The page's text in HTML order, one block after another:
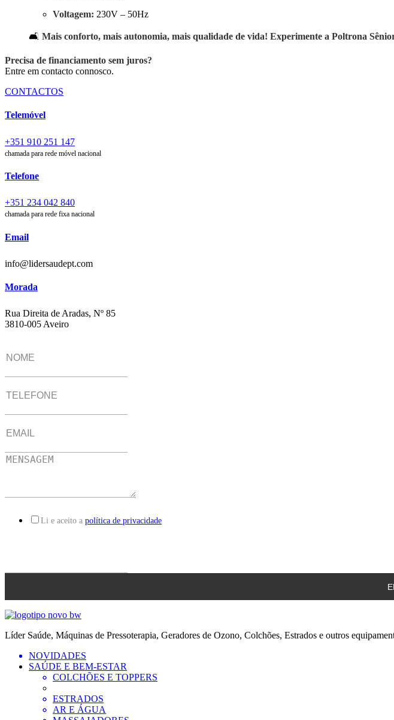
Voltagem: 230V – 50Hz
🛋️ Mais conforto, mais autonomia, mais qualidade de vida! Experimente a Poltrona
Precisa de financiamento sem juros?
Entre em contacto connosco.
CONTACTOS
Telemóvel
+351 910 251 147
chamada para rede móvel nacional
Telefone
+351 234 042 840
chamada para rede fixa nacional
Email
info@lidersaudept.com
Morada
Rua Direita de Aradas, Nº 85
3810-005 Aveiro
Li e aceito a política de privacidade
Líder Saúde, Máquinas de Pressoterapia, Geradores de Ozono, Colchões, Estrados e outros
NOVIDADES
SAÚDE E BEM-ESTAR
COLCHÕES E TOPPERS
ESTRADOS
AR E ÁGUA